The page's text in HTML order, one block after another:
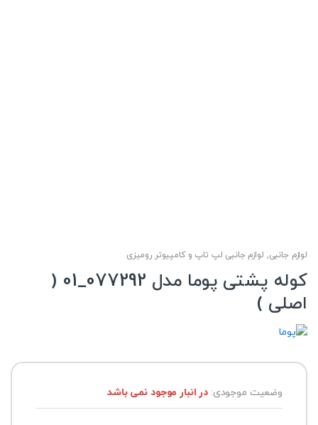
لوازم جانبی, لوازم جانبی لپ تاپ و کامپیوتر رومیزی
کوله پشتی پوما مدل 077292_01 (
اصلی )
وضعیت موجودی:در انبار موجود نمی باشد